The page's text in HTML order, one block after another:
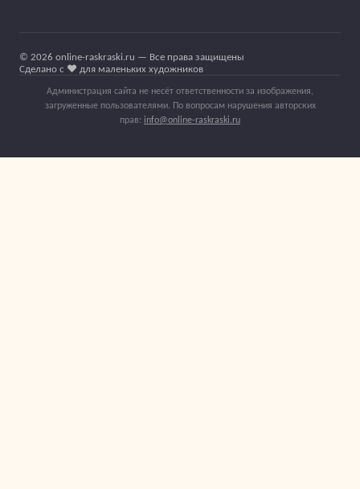
© 2026 online-raskraski.ru — Все права защищены
Сделано с ❤️ для маленьких художников
Администрация сайта не несёт ответственности за изображения,
загруженные пользователями. По вопросам нарушения авторских
прав: info@online-raskraski.ru